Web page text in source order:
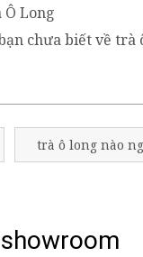
Ô Long
chưa biết về trà
trà ô long nào